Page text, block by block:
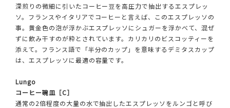
深煎りの微細に引いたコーヒー豆を高圧力で抽出するエスプレッ
ソ。フランスやイタリアでコーヒーと言えば、このエスプレッソの
事。黄金色の泡が浮かぶエスプレッソにシュガーを浮かべて、混ぜ
ずに飲み干すのが粋とされています。カリカリのビスコッティーを
添えて。フランス語で「半分のカップ」を意味するデミタスカップ
は、エスプレッソに最適の容量です。
Lungo
コーヒー碗皿［C］
通常の2倍程度の大量の水で抽出したエスプレッソをルンゴと呼び